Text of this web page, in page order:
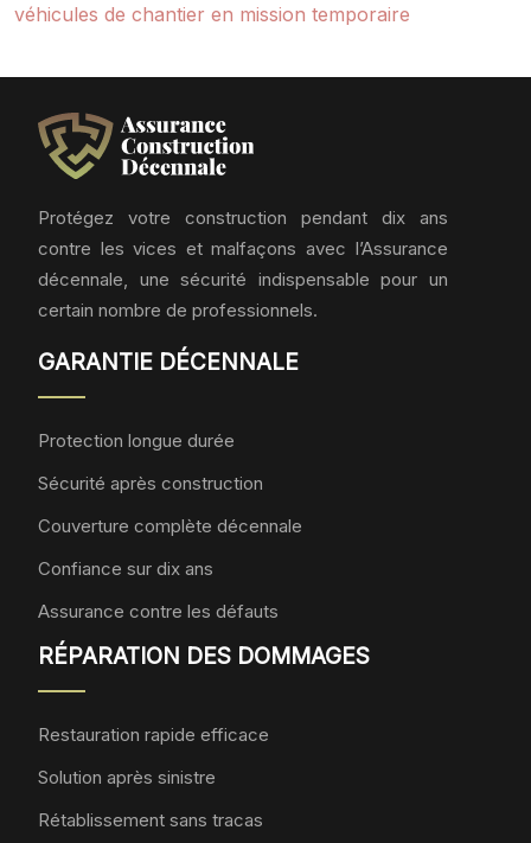
véhicules de chantier en mission temporaire
Protégez votre construction pendant dix ans
contre les vices et malfaçons avec l’Assurance
décennale, une sécurité indispensable pour un
certain nombre de professionnels.
GARANTIE DÉCENNALE
Protection longue durée
Sécurité après construction
Couverture complète décennale
Confiance sur dix ans
Assurance contre les défauts
RÉPARATION DES DOMMAGES
Restauration rapide efficace
Solution après sinistre
Rétablissement sans tracas